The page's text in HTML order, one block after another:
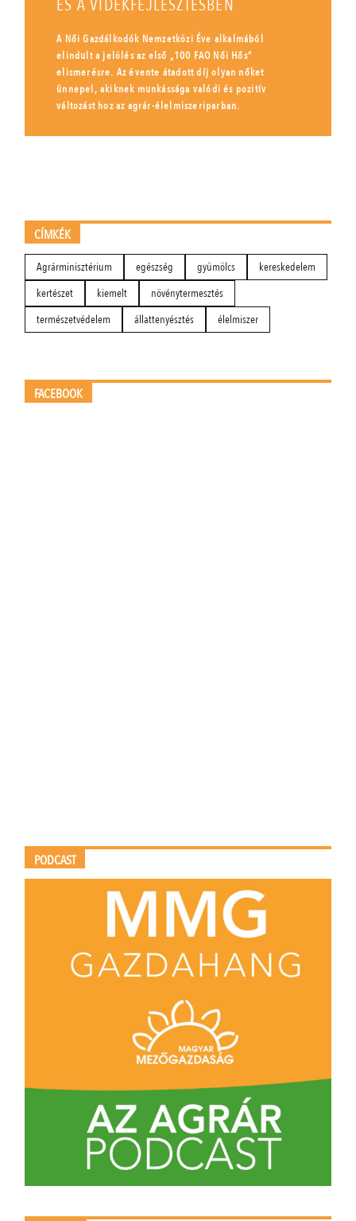
ÉS A VIDÉKFEJLESZTÉSBEN
A Női Gazdálkodók Nemzetközi Éve alkalmából
elindult a jelölés az első „100 FAO Női Hős”
elismerésre. Az évente átadott díj olyan nőket
ünnepel, akiknek munkássága valódi és pozitív
változást hoz az agrár-élelmiszeriparban.
CÍMKÉK
Agrárminisztérium egészség gyümölcs
kereskedelem
kertészet
kiemelt
növénytermesztés
természetvédelem
állattenyésztés élelmiszer
FACEBOOK
PODCAST